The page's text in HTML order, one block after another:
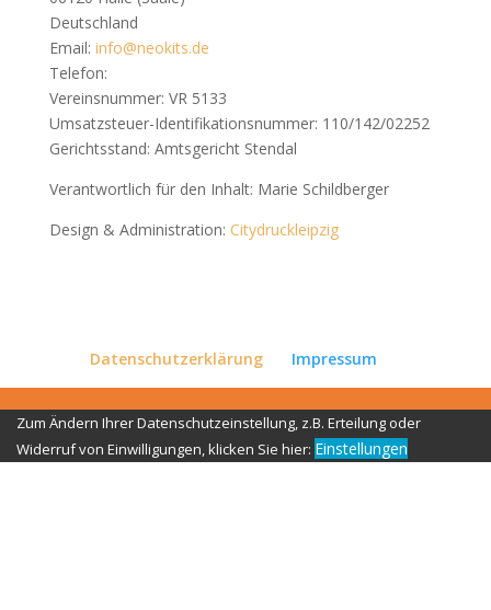
Deutschland
Email: info@neokits.de
Telefon:
Vereinsnummer: VR 5133
Umsatzsteuer-Identifikationsnummer: 110/142/02252
Gerichtsstand: Amtsgericht Stendal
Verantwortlich für den Inhalt: Marie Schildberger
Design & Administration: Citydruckleipzig
Datenschutzerklärung Impressum
Zum Ändern Ihrer Datenschutzeinstellung, z.B. Erteilung oder
Widerruf von Einwilligungen, klicken Sie hier: Einstellungen